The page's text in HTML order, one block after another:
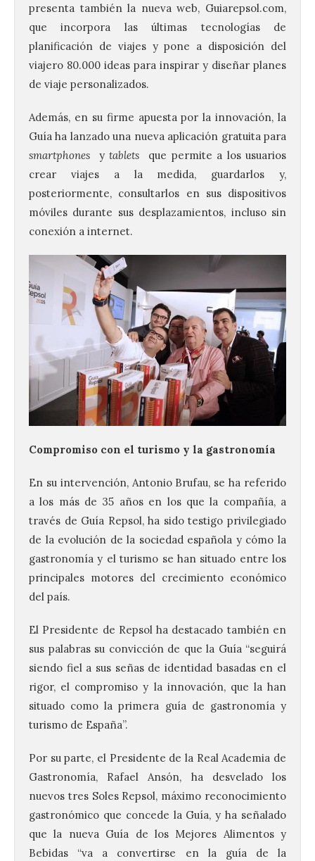
presenta también la nueva web, Guiarepsol.com,
que incorpora las últimas tecnologías de
planificación de viajes y pone a disposición del
viajero 80.000 ideas para inspirar y diseñar planes
de viaje personalizados.
Además, en su firme apuesta por la innovación, la
Guía ha lanzado una nueva aplicación gratuita para
smartphones ytablets que permite a los usuarios
crear viajes a la medida, guardarlos y,
posteriormente, consultarlos en sus dispositivos
móviles durante sus desplazamientos, incluso sin
conexión a internet.
Compromiso con el turismo y la gastronomía
En su intervención, Antonio Brufau, se ha referido
a los más de 35 años en los que la compañía, a
través de Guía Repsol, ha sido testigo privilegiado
de la evolución de la sociedad española y cómo la
gastronomía y el turismo se han situado entre los
principales motores del crecimiento económico
del país.
El Presidente de Repsol ha destacado también en
sus palabras su convicción de que la Guía “seguirá
siendo fiel a sus señas de identidad basadas en el
rigor, el compromiso y la innovación, que la han
situado como la primera guía de gastronomía y
turismo de España”.
Por su parte, el Presidente de la Real Academia de
Gastronomía, Rafael Ansón, ha desvelado los
nuevos tres Soles Repsol, máximo reconocimiento
gastronómico que concede la Guía, y ha señalado
que la nueva Guía de los Mejores Alimentos y
Bebidas “va a convertirse en la guía de la